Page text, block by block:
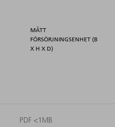
MÅTT
FÖRSÖRJNINGSENHET (B
X H X D)
PDF <1MB